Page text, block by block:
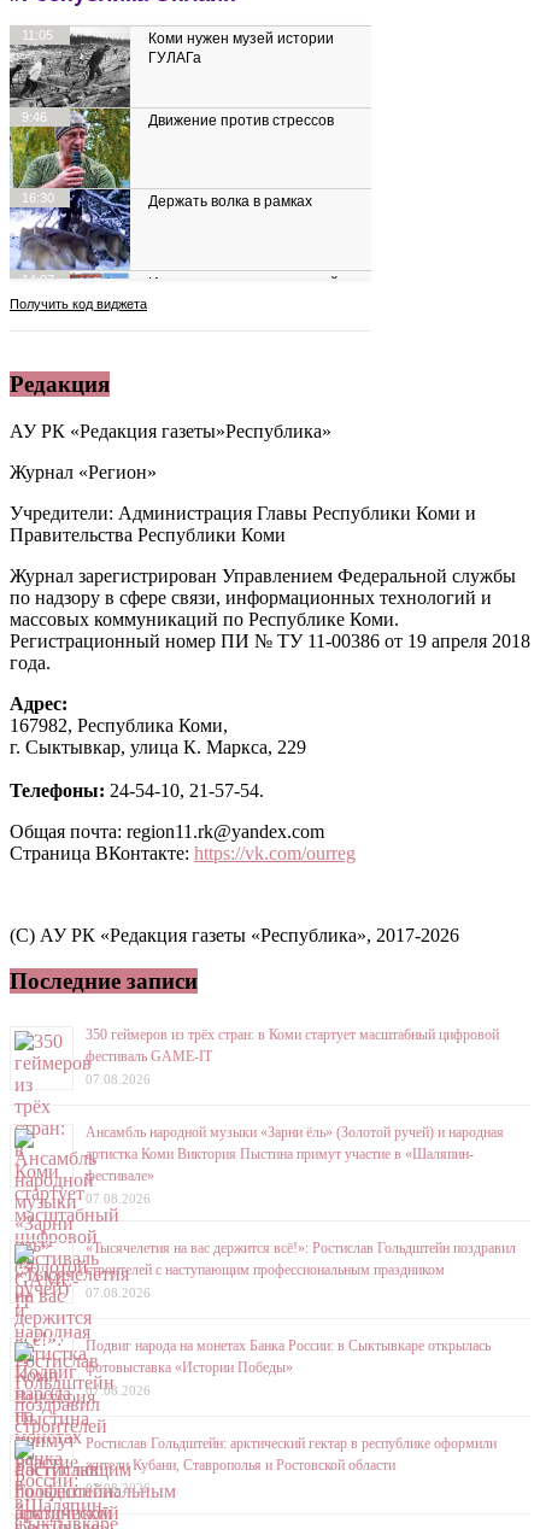
Редакция
АУ РК «Редакция газеты»Республика»
Журнал «Регион»
Учредители: Администрация Главы Республики Коми и
Правительства Республики Коми
Журнал зарегистрирован Управлением Федеральной службы
по надзору в сфере связи, информационных технологий и
массовых коммуникаций по Республике Коми.
Регистрационный номер ПИ № ТУ 11-00386 от 19 апреля 2018
года.
Адрес:
167982, Республика Коми,
г. Сыктывкар, улица К. Маркса, 229
Телефоны: 24-54-10, 21-57-54.
Общая почта: region11.rk@yandex.com
Страница ВКонтакте: https://vk.com/ourreg
(C) АУ РК «Редакция газеты «Республика», 2017-2026
Последние записи
350 геймеров из трёх стран: в Коми стартует масштабный цифровой
фестиваль GAME-IT
07.08.2026
Ансамбль народной музыки «Зарни ёль» (Золотой ручей) и народная
артистка Коми Виктория Пыстина примут участие в «Шаляпин-
фестивале»
07.08.2026
«Тысячелетия на вас держится всё!»: Ростислав Гольдштейн поздравил
строителей с наступающим профессиональным праздником
07.08.2026
Подвиг народа на монетах Банка России: в Сыктывкаре открылась
фотовыставка «Истории Победы»
07.08.2026
Ростислав Гольдштейн: арктический гектар в республике оформили
жители Кубани, Ставрополья и Ростовской области
07.08.2026